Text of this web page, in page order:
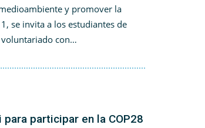
y promover la
se invita a los estudiantes de
voluntariado con…
para participar en la COP28